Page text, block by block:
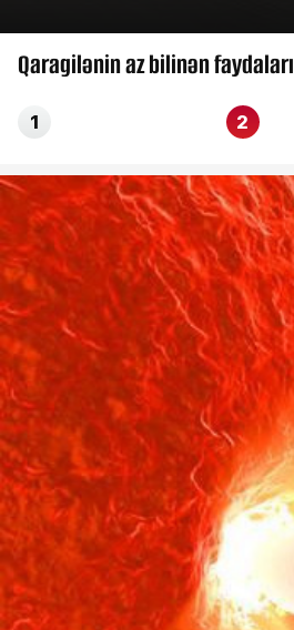
Qaragilənin az bilinən faydaları
1 2